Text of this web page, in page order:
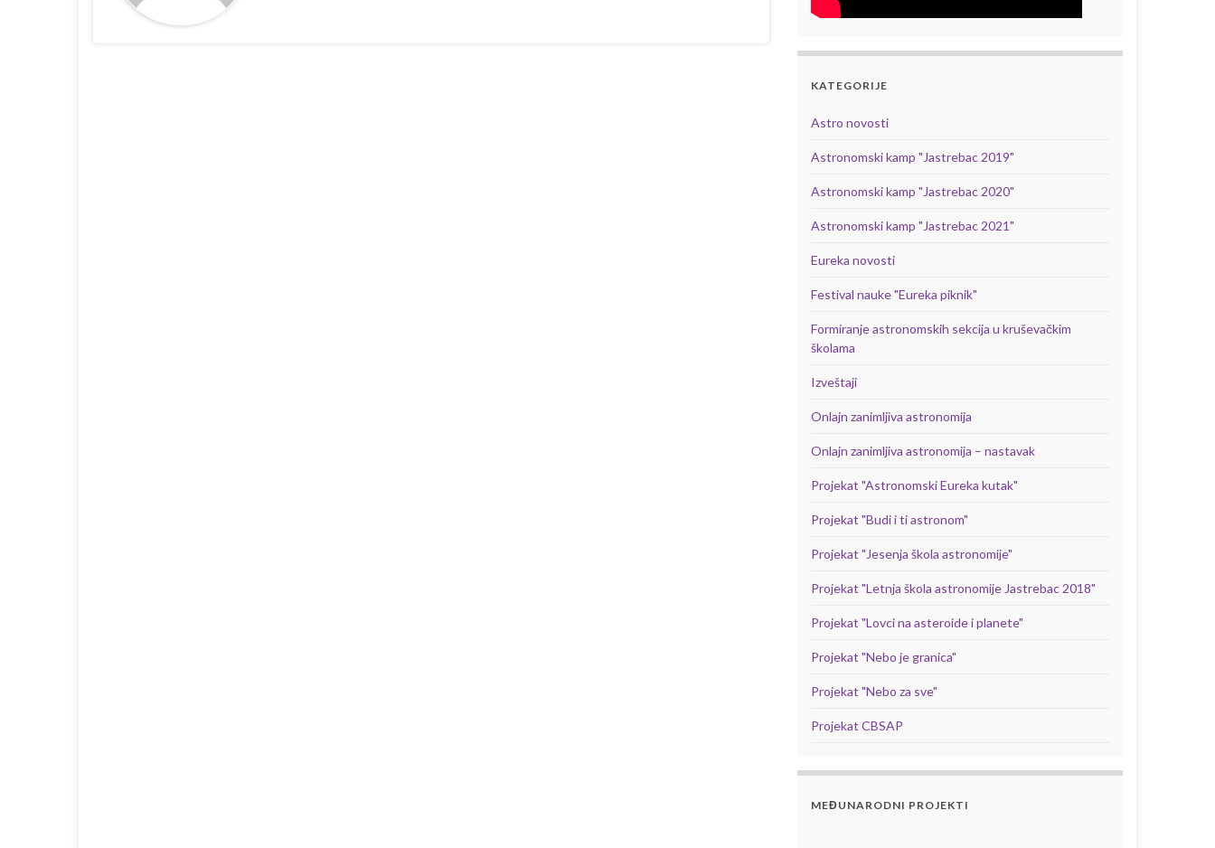
KATEGORIJE
Astro novosti
Astronomski kamp "Jastrebac 2019"
Astronomski kamp "Jastrebac 2020"
Astronomski kamp "Jastrebac 2021"
Eureka novosti
Festival nauke "Eureka piknik"
Formiranje astronomskih sekcija u kruševačkim
školama
Izveštaji
Onlajn zanimljiva astronomija
Onlajn zanimljiva astronomija – nastavak
Projekat "Astronomski Eureka kutak"
Projekat "Budi i ti astronom"
Projekat "Jesenja škola astronomije"
Projekat "Letnja škola astronomije Jastrebac 2018"
Projekat "Lovci na asteroide i planete"
Projekat "Nebo je granica"
Projekat "Nebo za sve"
Projekat CBSAP
MEĐUNARODNI PROJEKTI